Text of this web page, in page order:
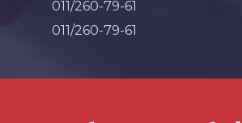
011/260-79-61
011/260-79-61